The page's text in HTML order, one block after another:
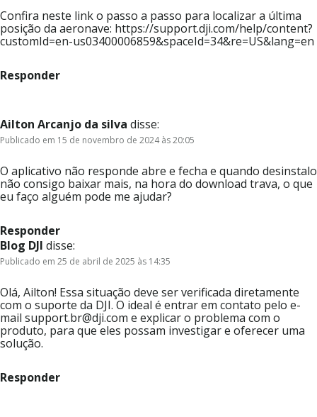
Confira neste link o passo a passo para localizar a última
posição da aeronave: https://support.dji.com/help/content?
customId=en-us03400006859&spaceId=34&re=US&lang=en
Responder
Ailton Arcanjo da silva disse:
Publicado em 15 de novembro de 2024 às 20:05
O aplicativo não responde abre e fecha e quando desinstalo
não consigo baixar mais, na hora do download trava, o que
eu faço alguém pode me ajudar?
Responder
Blog DJI disse:
Publicado em 25 de abril de 2025 às 14:35
Olá, Ailton! Essa situação deve ser verificada diretamente
com o suporte da DJI. O ideal é entrar em contato pelo e-
mail support.br@dji.com e explicar o problema com o
produto, para que eles possam investigar e oferecer uma
solução.
Responder